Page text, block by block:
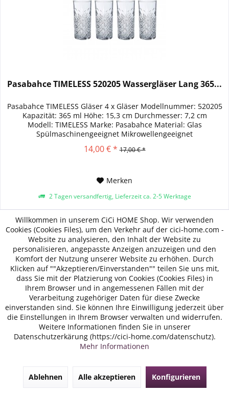
Pasabahce TIMELESS 520205 Wassergläser Lang 365...
Pasabahce TIMELESS Gläser 4 x Gläser Modellnummer: 520205
Kapazität: 365 ml Höhe: 15,3 cm Durchmesser: 7,2 cm
Modell: TIMELESS Marke: Pasabahce Material: Glas
Spülmaschinengeeignet Mikrowellengeeignet
14,00 € * 17,00 € *
Merken
2 Tagen versandfertig, Lieferzeit ca. 2-5 Werktage
In den Warenkorb
TIPP!
Willkommen in unserem CiCi HOME Shop. Wir verwenden
Cookies (Cookies Files), um den Verkehr auf der cici-home.com -
Website zu analysieren, den Inhalt der Website zu
personalisieren, angepasste Anzeigen anzuzeigen und den
Komfort der Nutzung unserer Website zu erhöhen. Durch
Klicken auf ""Akzeptieren/Einverstanden"" teilen Sie uns mit,
dass Sie mit der Platzierung von Cookies (Cookies Files) in
Ihrem Browser und in angemessenen Fällen mit der
Verarbeitung zugehöriger Daten für diese Zwecke
einverstanden sind. Sie können Ihre Einwilligung jederzeit über
die Einstellungen in Ihrem Browser verwalten und widerrufen.
Weitere Informationen finden Sie in unserer
Datenschutzerkärung (https://cici-home.com/datenschutz).
Mehr Informationen
Ablehnen Alle akzeptieren Konfigurieren